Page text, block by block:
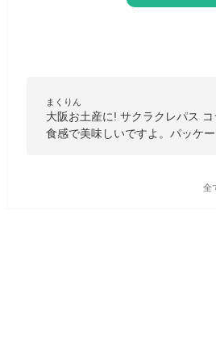
まくりん
大阪お土産に! サクラクレパス
食感で美味しいですよ。パッケ
全